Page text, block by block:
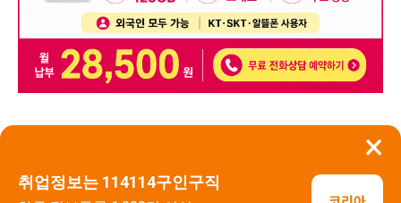
×
취업정보는 114114구인구직